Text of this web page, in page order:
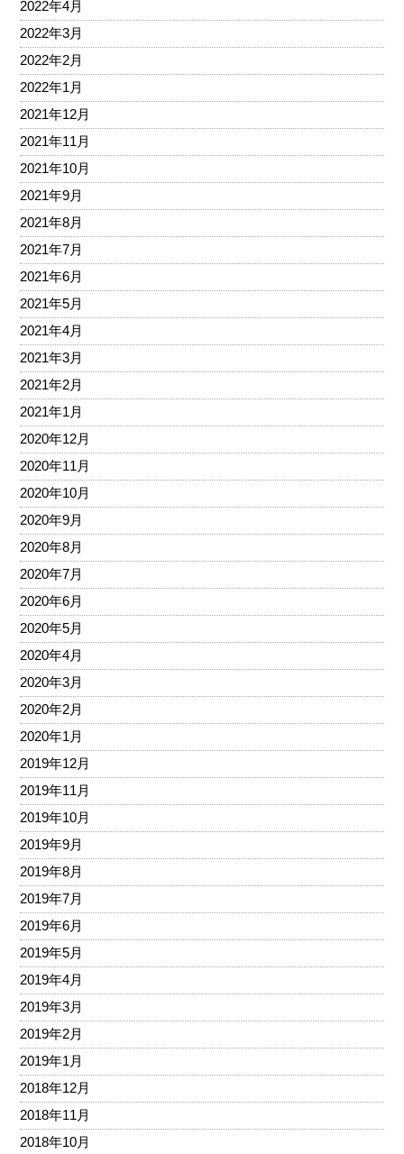
2022年4月
2022年3月
2022年2月
2022年1月
2021年12月
2021年11月
2021年10月
2021年9月
2021年8月
2021年7月
2021年6月
2021年5月
2021年4月
2021年3月
2021年2月
2021年1月
2020年12月
2020年11月
2020年10月
2020年9月
2020年8月
2020年7月
2020年6月
2020年5月
2020年4月
2020年3月
2020年2月
2020年1月
2019年12月
2019年11月
2019年10月
2019年9月
2019年8月
2019年7月
2019年6月
2019年5月
2019年4月
2019年3月
2019年2月
2019年1月
2018年12月
2018年11月
2018年10月